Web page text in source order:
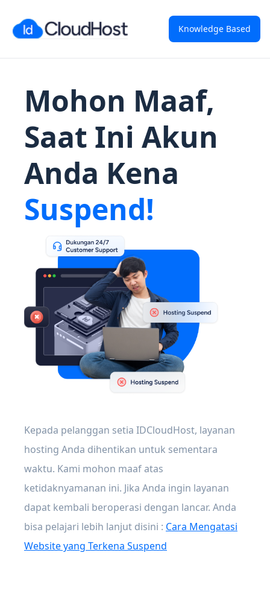
Knowledge Based
Mohon Maaf,
Saat Ini Akun
Anda Kena
Suspend!
Kepada pelanggan setia IDCloudHost, layanan
hosting Anda dihentikan untuk sementara
waktu. Kami mohon maaf atas
ketidaknyamanan ini. Jika Anda ingin layanan
dapat kembali beroperasi dengan lancar. Anda
bisa pelajari lebih lanjut disini : Cara Mengatasi
Website yang Terkena Suspend